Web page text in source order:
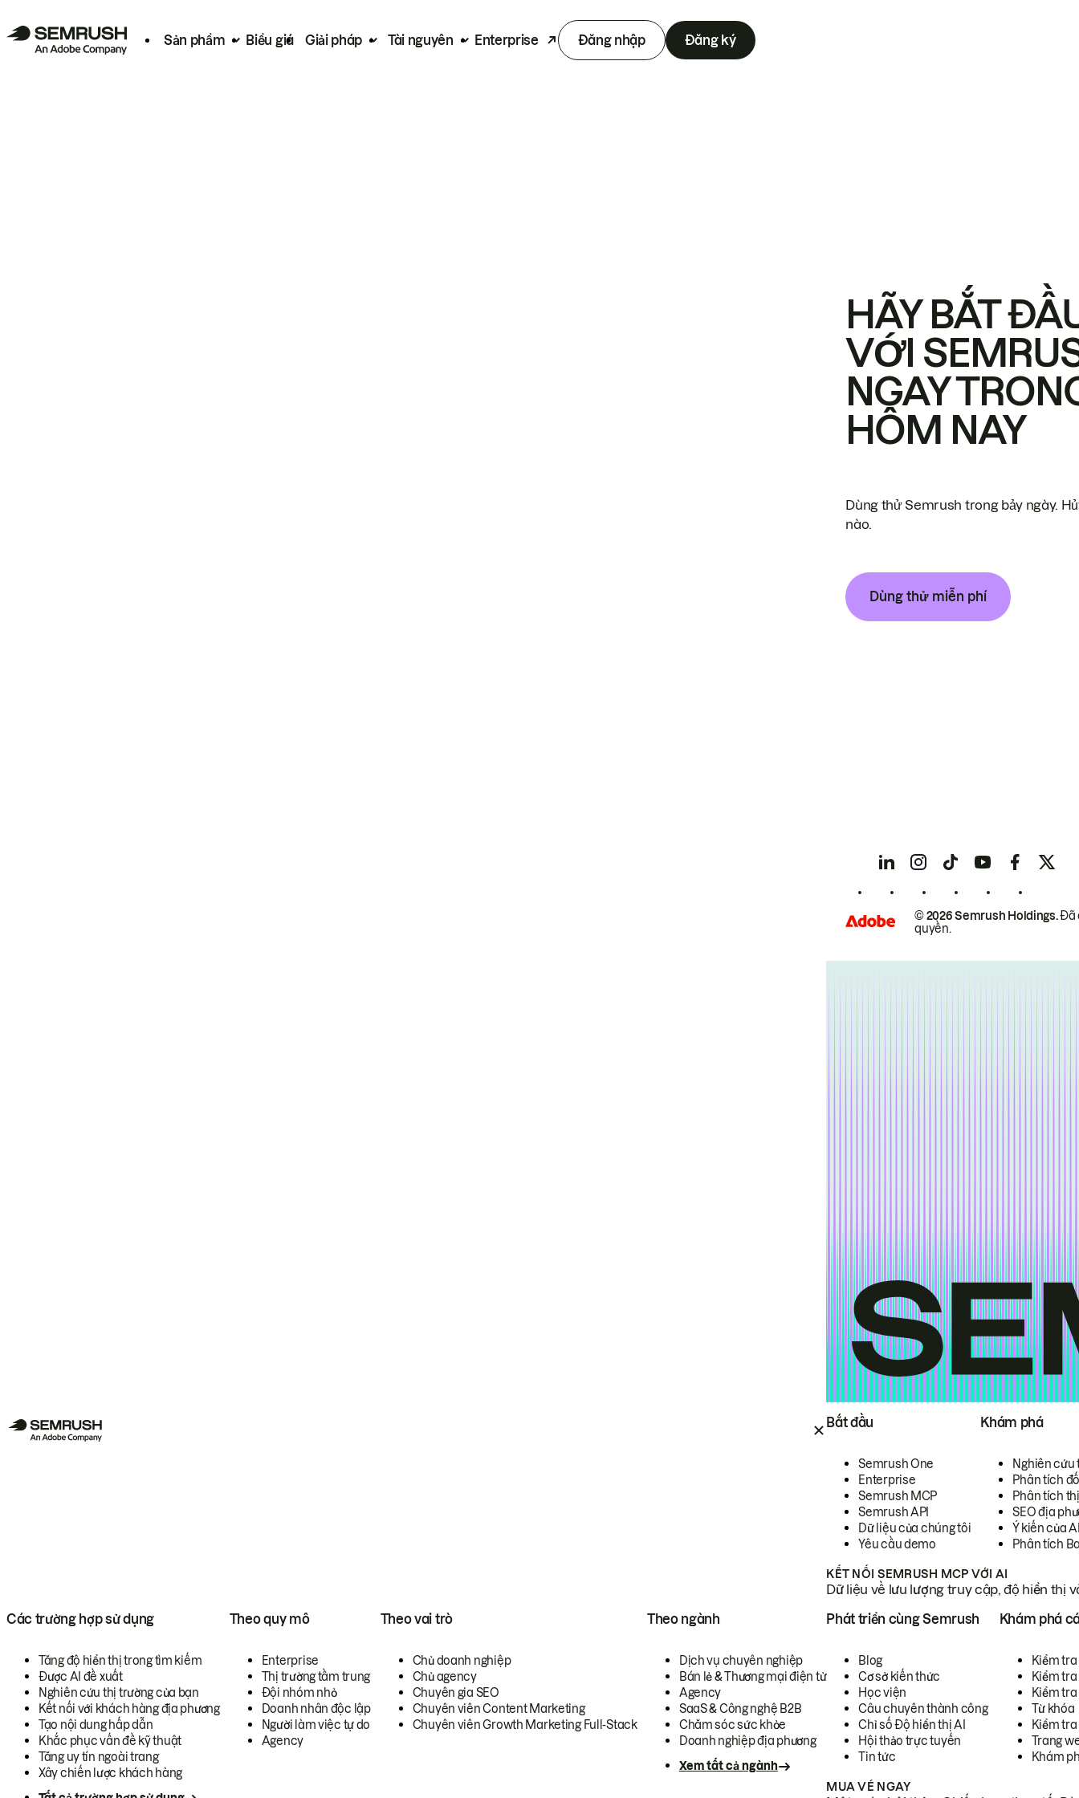
Sản phẩm Biểu giá Giải pháp Tài nguyên Enterprise Đăng nhập Đăng ký
Bắt đầu
Semrush One
Enterprise
Semrush MCP
Semrush API
Dữ liệu của chúng tôi
Yêu cầu demo
Khám phá
Nghiên cứu
Phân tích
Phân tích
SEO địa
Ý kiến của
Phân tích
KẾT NỐI SEMRUSH MCP VỚI AI
Dữ liệu về lưu lượng truy cập, độ hiển thị
Các trường hợp sử dụng
Tăng độ hiển thị trong tìm kiếm
Được AI đề xuất
Nghiên cứu thị trường của bạn
Kết nối với khách hàng địa phương
Tạo nội dung hấp dẫn
Khắc phục vấn đề kỹ thuật
Tăng uy tín ngoài trang
Xây chiến lược khách hàng
Theo quy mô
Enterprise
Thị trường tầm trung
Đội nhóm nhỏ
Doanh nhân độc lập
Người làm việc tự do
Agency
Theo vai trò
Chủ doanh nghiệp
Chủ agency
Chuyên gia SEO
Chuyên viên Content Marketing
Chuyên viên Growth Marketing Full-Stack
Theo ngành
Dịch vụ chuyên nghiệp
Bán lẻ & Thương mại điện tử
Agency
SaaS & Công nghệ B2B
Chăm sóc sức khỏe
Doanh nghiệp địa phương
Xem tất cả ngành
Phát triển cùng Semrush
Blog
Cơ sở kiến thức
Học viện
Câu chuyên thành công
Chỉ số Độ hiển thị AI
Hội thảo trực tuyến
Tin tức
Khám phá
Kiểm
Kiểm tra
Kiểm
Từ khóa
Kiểm
Trang
Khám
MUA VÉ NGAY
HÃY BẮT
VỚI
NGAY
HÔM NAY
Dùng thử Semrush trong bảy ngày.
nào.
Dùng thử miễn phí
© 2026 Semrush Holdings.Đã
quyền.